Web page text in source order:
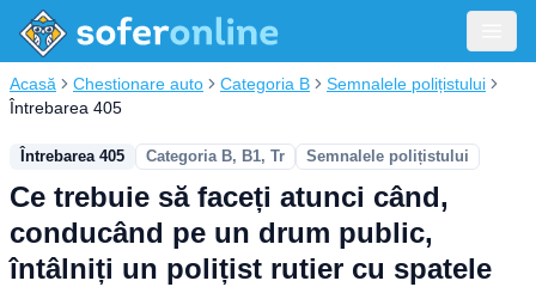
Acasă Chestionare auto Categoria B
Semnalele polițistului
Întrebarea 405
Întrebarea 405 Categoria B, B1, Tr Semnalele polițistului
Ce trebuie să faceți atunci când,
conducând pe un drum public,
întâlniți un polițist rutier cu spatele